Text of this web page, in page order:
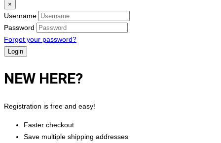
×
Username
Password
Forgot your password?
NEW HERE?
Registration is free and easy!
Faster checkout
Save multiple shipping addresses